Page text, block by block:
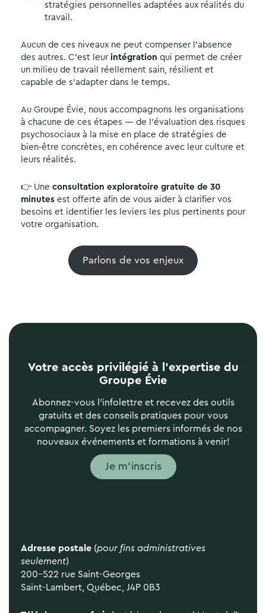
stratégies personnelles adaptées aux réalités du
travail.
Aucun de ces niveaux ne peut compenser l’absence
des autres. C’est leur intégration qui permet de créer
un milieu de travail réellement sain, résilient et
capable de s’adapter dans le temps.
Au Groupe Évie, nous accompagnons les organisations
à chacune de ces étapes — de l’évaluation des risques
psychosociaux à la mise en place de stratégies de
bien-être concrètes, en cohérence avec leur culture et
leurs réalités.
👉 Une consultation exploratoire gratuite de 30
minutes est offerte afin de vous aider à clarifier vos
besoins et identifier les leviers les plus pertinents pour
votre organisation.
Parlons de vos enjeux
Adresse postale (pour fins administratives
seulement)
200-522 rue Saint-Georges
Saint-Lambert, Québec, J4P 0B3
Votre accès privilégié à l’expertise du
Groupe Évie
Abonnez-vous l’infolettre et recevez des outils
gratuits et des conseils pratiques pour vous
accompagner. Soyez les premiers informés de nos
nouveaux événements et formations à venir!
Je m'inscris